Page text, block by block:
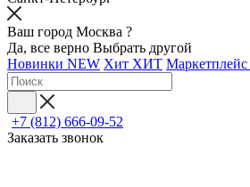
Ваш город Москва ?
Да, все верно Выбрать другой
Новинки NEW Хит ХИТ Маркетплейс
+7 (812) 666-09-52
Заказать звонок